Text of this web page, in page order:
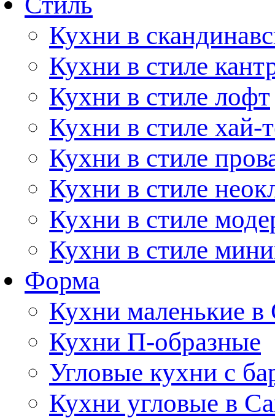
Кухни в
Кухни в стиле
Кухни в стиле лофт
Кухни в стиле хай-
Кухни в стиле
Кухни в стиле
Кухни в стиле
Кухни в стиле
Форма
Кухни маленькие в
Кухни П-образные
Угловые кухни с
Кухни угловые в